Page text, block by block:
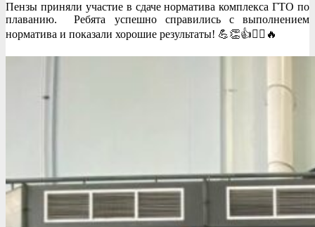
Пензы приняли участие в сдаче норматива комплекса ГТО по
плаванию. Ребята успешно справились с выполнением
норматива и показали хорошие результаты! 💪👏👍🏊‍♂️🔥